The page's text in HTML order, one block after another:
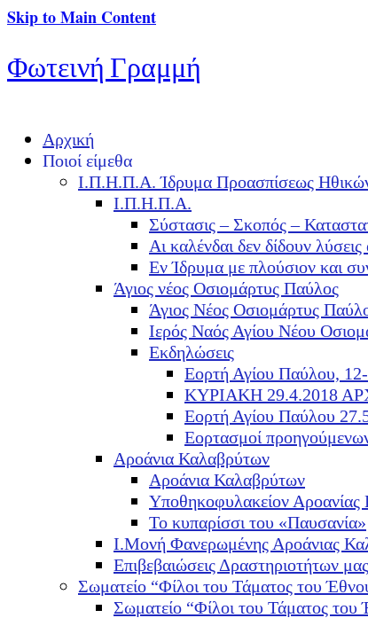
Skip to Main Content
Φωτεινή Γραμμή
Αρχική
Ποιοί είμεθα
Ι.Π.Η.Π.Α. Ίδρυμα Προασπίσεως
Ι.Π.Η.Π.Α.
Σύστασις – Σκοπός –
Αι καλένδαι δεν δίδουν
Εν Ίδρυμα με πλούσιον και
Άγιος νέος Οσιομάρτυς Παύλος
Άγιος Νέος Οσιομάρτυς
Ιερός Ναός Αγίου Νέου
Εκδηλώσεις
Εορτή Αγίου Παύλου,
ΚΥΡΙΑΚΗ 29.4.2018
Εορτή Αγίου Παύλου
Εορτασμοί
Αροάνια Καλαβρύτων
Αροάνια Καλαβρύτων
Υποθηκοφυλακείον
Το κυπαρίσσι του «Παυσανία»
Ι.Μονή Φανερωμένης Αροάνιας
Επιβεβαιώσεις Δραστηριοτήτων μας
Σωματείο “Φίλοι του Τάματος του
Σωματείο “Φίλοι του Τάματος του